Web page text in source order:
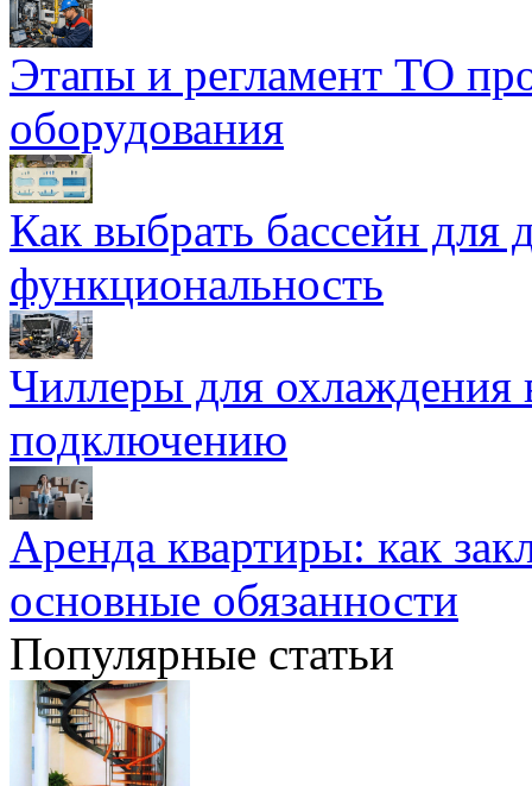
Этапы и регламент ТО
оборудования
Как выбрать бассейн для
функциональность
Чиллеры для охлаждения
подключению
Аренда квартиры: как
основные обязанности
Популярные статьи